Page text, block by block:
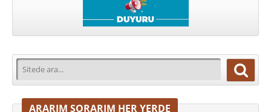
ARARIM SORARIM HER YERDE